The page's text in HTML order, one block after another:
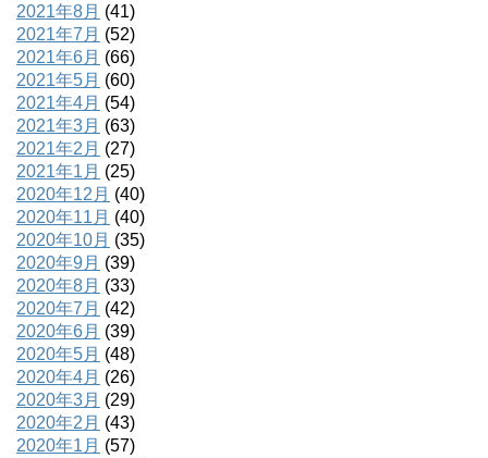
2021年8月 (41)
2021年7月 (52)
2021年6月 (66)
2021年5月 (60)
2021年4月 (54)
2021年3月 (63)
2021年2月 (27)
2021年1月 (25)
2020年12月 (40)
2020年11月 (40)
2020年10月 (35)
2020年9月 (39)
2020年8月 (33)
2020年7月 (42)
2020年6月 (39)
2020年5月 (48)
2020年4月 (26)
2020年3月 (29)
2020年2月 (43)
2020年1月 (57)